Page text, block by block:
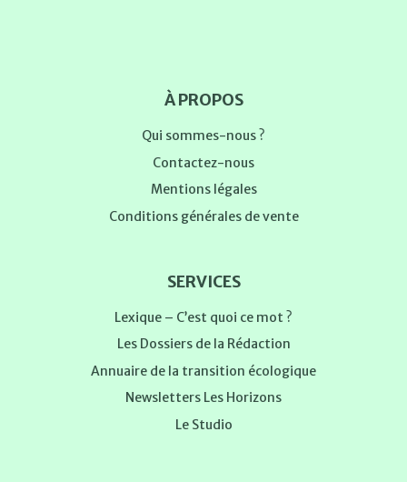
À PROPOS
Qui sommes-nous ?
Contactez-nous
Mentions légales
Conditions générales de vente
SERVICES
Lexique – C’est quoi ce mot ?
Les Dossiers de la Rédaction
Annuaire de la transition écologique
Newsletters Les Horizons
Le Studio